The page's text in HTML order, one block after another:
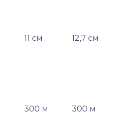
11 см 12,7 см
300 м 300 м